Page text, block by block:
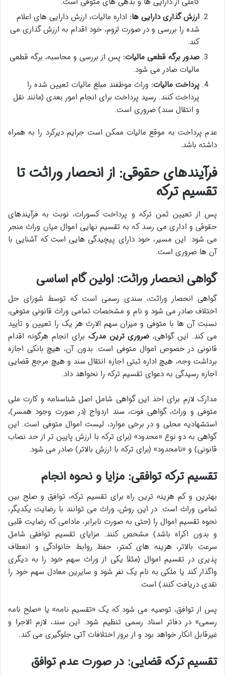
ارزش گذاری دارایی ها: اداره مالیات، ارزش دارایی های اعلام
شده را بررسی و در صورت لزوم، خود اقدام به ارزش گذاری می
کند.
صدور برگه قطعی مالیات: پس از بررسی و محاسبه، برگه قطعی
مالیات صادر می شود.
پرداخت مالیات: وراث موظفند مبلغ مالیات تعیین شده را
پرداخت کنند. رسید پرداخت برای انجام امور بعدی (مانند نقل
و انتقال سند) ضروری است.
عدم پرداخت به موقع مالیات ممکن است جرایم دیرکرد را به همراه
داشته باشد.
فرآیندهای حقوقی: از انحصار وراثت تا
تقسیم ترکه
پس از تعیین ثمن ترکه و پرداخت کسورات، نوبت به فرآیندهای
حقوقی و اداری می رسد که به تقسیم نهایی اموال میان وراث منجر
می شود. این مسیر، خود دارای پیچیدگی هایی است که آشنایی با
آن ها ضروری است.
گواهی انحصار وراثت: اولین گام اساسی
گواهی انحصار وراثت، سندی رسمی است که توسط شورای حل
اختلاف صادر می شود و نام و مشخصات تمامی وراث قانونی متوفی،
نسبت آن ها با متوفی و میزان سهم الارث هر یک را تعیین و تأیید
می کند. این گواهی،ضروری ترین مدرک برای انجام هرگونه اقدام
قانونی در خصوص اموال متوفی است. بدون آن، هیچ بانکی اجازه
برداشت وجه، هیچ اداره ثبتی اجازه انتقال سند و هیچ مرجع قضایی
اجازه رسیدگی به دعوای تقسیم ترکه را نخواهد داد.
مدارک لازم برای اخذ این گواهی شامل اصل شناسنامه و کارت ملی
متوفی و وراث، گواهی فوت، سند ازدواج (در صورت وجود همسر)،
استشهادیه محلی و در برخی موارد، لیست اموال متوفی است. این
گواهی به دو نوع «محدود» (برای ترکه با ارزش پایین تر از حد نصاب
قانونی) و «نامحدود» (برای ترکه با ارزش بالاتر) صادر می شود.
تقسیم ترکه توافقی: مزایا و نحوه انجام
بهترین و کم هزینه ترین راه برای تقسیم ترکه، توافق و صلح بین
تمامی وراث است. در این روش، وراث می توانند با رضایت یکدیگر،
نحوه تقسیم اموال را (حتی به صورت نابرابر، مادامی که رضایت قلبی
و بدون اکراه باشد) مشخص کنند. مزایای تقسیم توافقی شامل
سرعت بالاتر، هزینه های کمتر، حفظ روابط خانوادگی و انعطاف
پذیری در تقسیم اموال (مثلاً یکی از وراث سهم خود را به دیگری
واگذار کند یا ملکی به نام یک نفر شود و سایرین معادل سهم خود را
نقدی دریافت کنند) است.
پس از توافق، توصیه می شود که یک «تقسیم نامه» یا «صلح نامه
رسمی» در دفاتر اسناد رسمی تنظیم شود. این سند، لازم الاجرا و
غیرقابل انکار خواهد بود و از بروز اختلافات آتی جلوگیری می کند.
تقسیم ترکه قضایی: در صورت عدم توافق